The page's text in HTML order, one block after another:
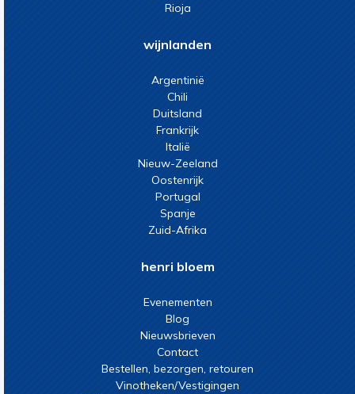
Rioja
wijnlanden
Argentinië
Chili
Duitsland
Frankrijk
Italië
Nieuw-Zeeland
Oostenrijk
Portugal
Spanje
Zuid-Afrika
henri bloem
Evenementen
Blog
Nieuwsbrieven
Contact
Bestellen, bezorgen, retouren
Vinotheken/Vestigingen